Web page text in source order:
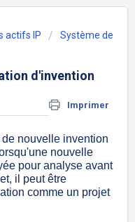
actifs IP
Système de
d'invention
Imprimer
de nouvelle invention
nouvelle
pour analyse avant
il peut être
comme un projet